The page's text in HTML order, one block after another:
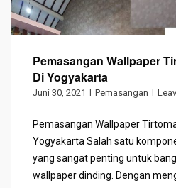
Pemasangan Wallpaper
Di Yogyakarta
Juni 30, 2021 Pemasangan
Pemasangan Wallpaper
Yogyakarta Salah satu
yang sangat penting untuk
wallpaper dinding. Dengan